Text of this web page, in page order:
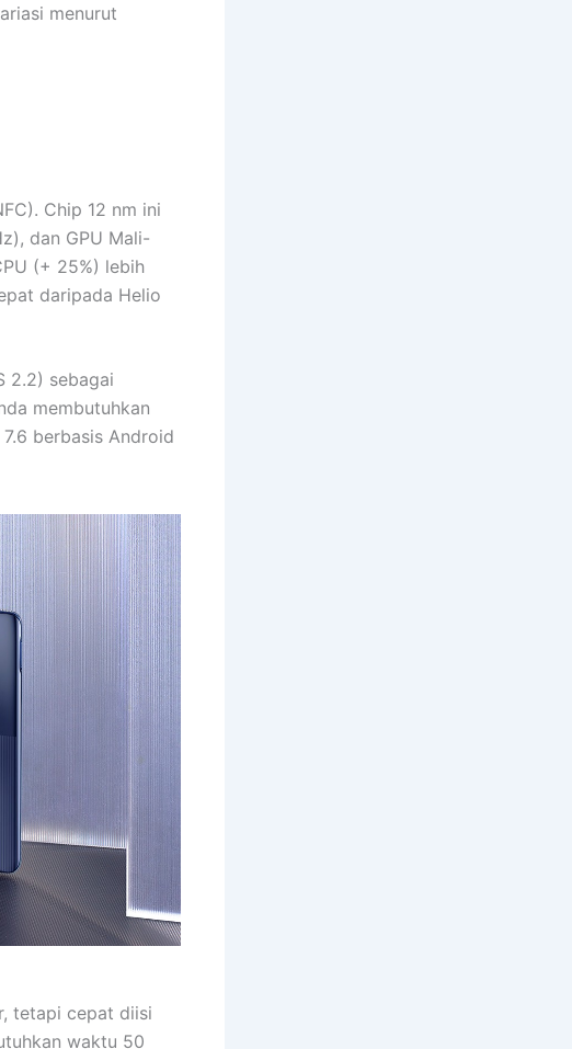
menurut
Chip 12 nm ini
dan GPU Mali-
(+ 25%) lebih
daripada Helio
2.2) sebagai
membutuhkan
berbasis Android
tetapi cepat diisi
waktu 50